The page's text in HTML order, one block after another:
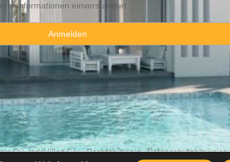
einverstanden
By JadeVillas S.L. ·Rechtshinweis·Datenschutzhinweise